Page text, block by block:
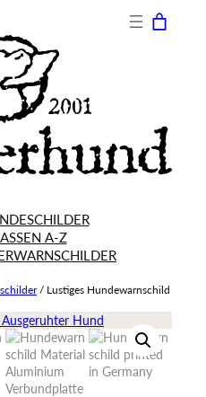
A-Z
WARNSCHILDER
/ Lustiges Hundewarnschild